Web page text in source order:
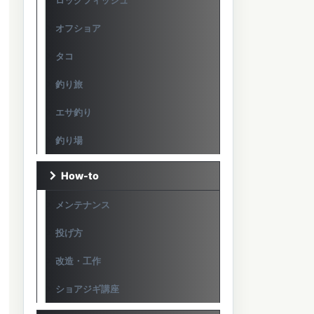
オフショア
タコ
釣り旅
エサ釣り
釣り場
How-to
メンテナンス
投げ方
改造・工作
ショアジギ講座